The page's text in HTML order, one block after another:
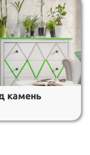
камень